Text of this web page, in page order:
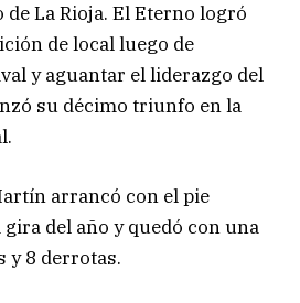
de La Rioja. El Eterno logró
de local luego de
y aguantar el liderazgo del
su décimo triunfo en la
arrancó con el pie
del año y quedó con una
y 8 derrotas.